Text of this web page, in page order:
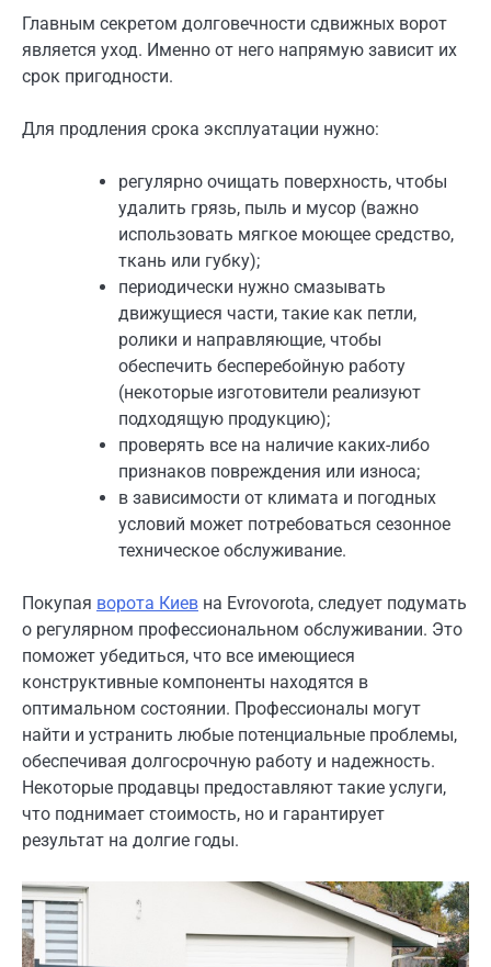
Главным секретом долговечности сдвижных ворот
является уход. Именно от него напрямую зависит их
срок пригодности.
Для продления срока эксплуатации нужно:
регулярно очищать поверхность, чтобы
удалить грязь, пыль и мусор (важно
использовать мягкое моющее средство,
ткань или губку);
периодически нужно смазывать
движущиеся части, такие как петли,
ролики и направляющие, чтобы
обеспечить бесперебойную работу
(некоторые изготовители реализуют
подходящую продукцию);
проверять все на наличие каких-либо
признаков повреждения или износа;
в зависимости от климата и погодных
условий может потребоваться сезонное
техническое обслуживание.
Покупая ворота Киев на Evrovorota, следует подумать
о регулярном профессиональном обслуживании. Это
поможет убедиться, что все имеющиеся
конструктивные компоненты находятся в
оптимальном состоянии. Профессионалы могут
найти и устранить любые потенциальные проблемы,
обеспечивая долгосрочную работу и надежность.
Некоторые продавцы предоставляют такие услуги,
что поднимает стоимость, но и гарантирует
результат на долгие годы.